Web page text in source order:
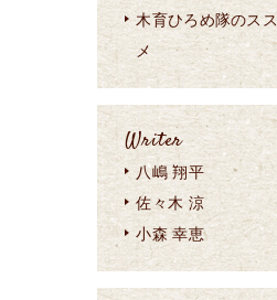
木育ひろめ隊のスス
メ
Writer
八嶋 翔平
佐々木 涼
小森 幸恵